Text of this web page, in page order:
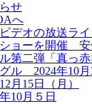
せ
へ
デオの放送ラ
ョーを開催
第二弾「真っ赤
ル 2024年10月
15日（月）
10月５日